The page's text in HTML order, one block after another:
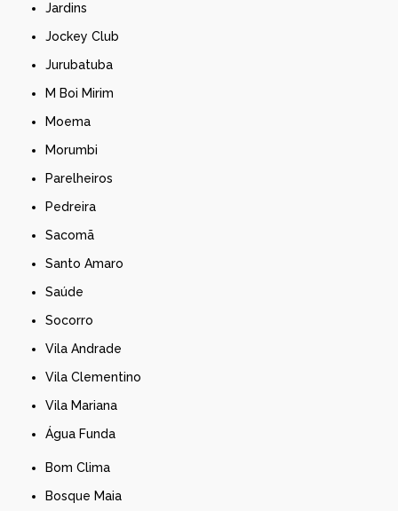
Jardins
Jockey Club
Jurubatuba
M Boi Mirim
Moema
Morumbi
Parelheiros
Pedreira
Sacomã
Santo Amaro
Saúde
Socorro
Vila Andrade
Vila Clementino
Vila Mariana
Água Funda
Bom Clima
Bosque Maia